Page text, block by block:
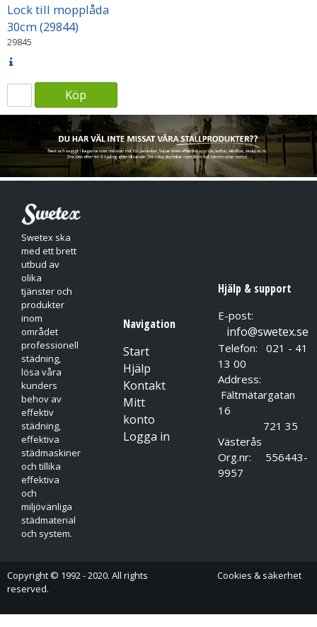
Lock till mopplåda
30cm (29844)
29845
Köp
Swetex ska
med ett brett
utbud av
olika
tjänster och
produkter
inom
området
professionell
städning,
lösa våra
kunders
behov av
effektiv
städning,
effektiva
städmaskiner
och tillika
effektiva
och
miljövänliga
städmaterial
och system.
Navigation
Start
Hjälp
Kontakt
Mitt
konto
Logga in
Hjälp & support
E-post:
info@swetex.se
Telefon: 021 - 41
13 00
Address:
Fältmätargatan
16
721 35
Västerås
Org.nr: 556443-
9957
Copyright © 1992 - 2020. All rights
reserved.
Cookies & säkerhet